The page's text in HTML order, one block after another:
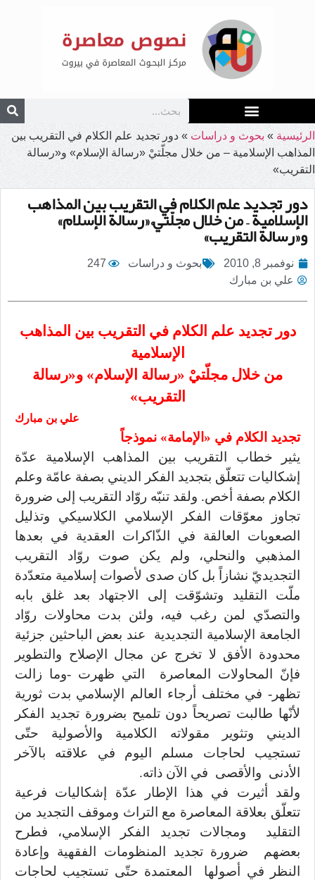
الرئيسية » بحوث و دراسات » دور تجديد علم الكلام في التقريب بين
المذاهب الإسلامية – من خلال مجلّتيْ «رسالة الإسلام» و«رسالة
التقريب»
دور تجديد علم الكلام في التقريب بين المذاهب
الإسلامية – من خلال مجلّتيْ «رسالة الإسلام»
و«رسالة التقريب»
نوفمبر 8, 2010 بحوث و دراسات
247
علي بن مبارك
دور تجديد علم الكلام في التقريب بين المذاهب
الإسلامية
من خلال مجلّتيْ «رسالة الإسلام» و«رسالة
التقريب»
علي بن مبارك
تجديد الكلام في «الإمامة» نموذجاً
يثير خطاب التقريب بين المذاهب الإسلامية عدّة
إشكاليات تتعلّق بتجديد الفكر الديني بصفة عامّة وعلم
الكلام بصفة أخص. ولقد تنبّه روّاد التقريب إلى ضرورة
تجاوز معوّقات الفكر الإسلامي الكلاسيكي وتذليل
الصعوبات العالقة في الذّاكرات العقدية في بعدها
المذهبي والنحلي، ولم يكن صوت روّاد التقريب
التجديديّ نشازاً بل كان صدى لأصوات إسلامية متعدّدة
ملّت التقليد وتشوّقت إلى الاجتهاد بعد غلق بابه
والتصدّي لمن رغب فيه، ولئن بدت محاولات روّاد
الجامعة الإسلامية التجديدية عند بعض الباحثين جزئية
محدودة الأفق لا تخرج عن مجال الإصلاح والتطوير
فإنّ المحاولات المعاصرة التي ظهرت -وما زالت
تظهر- في مختلف أرجاء العالم الإسلامي بدت ثورية
لأنّها طالبت تصريحاً دون تلميح بضرورة تجديد الفكر
الديني وتثوير مقولاته الكلامية والأصولية حتّى
تستجيب لحاجات مسلم اليوم في علاقته بالآخر
الأدنى والأقصى في الآن ذاته.
ولقد أثيرت في هذا الإطار عدّة إشكاليات فرعية
تتعلّق بعلاقة المعاصرة مع التراث وموقف التجديد من
التقليد ومجالات تجديد الفكر الإسلامي، فطرح
بعضهم ضرورة تجديد المنظومات الفقهية وإعادة
النظر في أصولها المعتمدة حتّى تستجيب لحاجات